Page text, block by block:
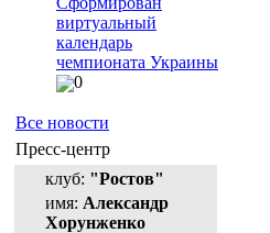
виртуальный
календарь
чемпионата Украины
0
Все новости
Пресс-центр
клуб: "Ростов"
имя: Александр
Хорунженко